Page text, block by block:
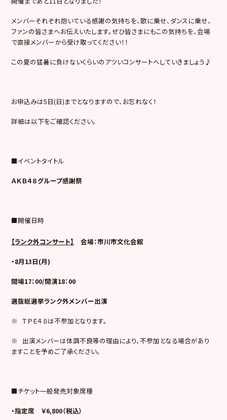
メンバーそれぞれ抱いている感謝の気持ちを、歌に乗せ、ダンスに乗せ、
ファンの皆さまへお伝えいたします。ぜひ皆さまにもこの気持ちを、会場
で直接メンバーから受け取ってください！！
この夏の猛暑に負けないくらいのアツいコンサートへしていきましょう♪
お申込みは5日(日)までとなりますので、お忘れなく！
詳細は以下をご確認ください。
■イベントタイトル
ＡＫＢ４８グループ感謝祭
■開催日時
【ランク外コンサート】 会場：市川市文化会館
・8月13日(月)
開場17：00/開演18：00
選抜総選挙ランク外メンバー出演
※ ＴＰＥ４８は不参加となります。
※ 出演メンバーは体調不良等の理由により、不参加となる場合があり
ますことを予めご了承ください。
■チケット一般発売対象席種
・指定席 ￥6,800（税込）